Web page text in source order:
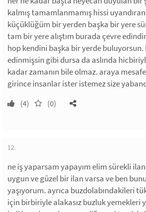
kalmış tamamlanmamış hissi
küçüklüğüm bir yerden başka bir yere
tam bir yere alıştım burada çevre
hop kendini başka bir yerde
edinmişsin gibi dursa da aslında
kadar zamanın bile olmaz. araya
girince insanlar ister istemez size
(4) (0)
12.
ne iş yaparsam yapayım elim sürekli
uygun ve güzel bir ilan varsa ve ben
yaşıyorum. ayrıca buzdolabındakileri
için birbiriyle alakasız buzluk yemekleri